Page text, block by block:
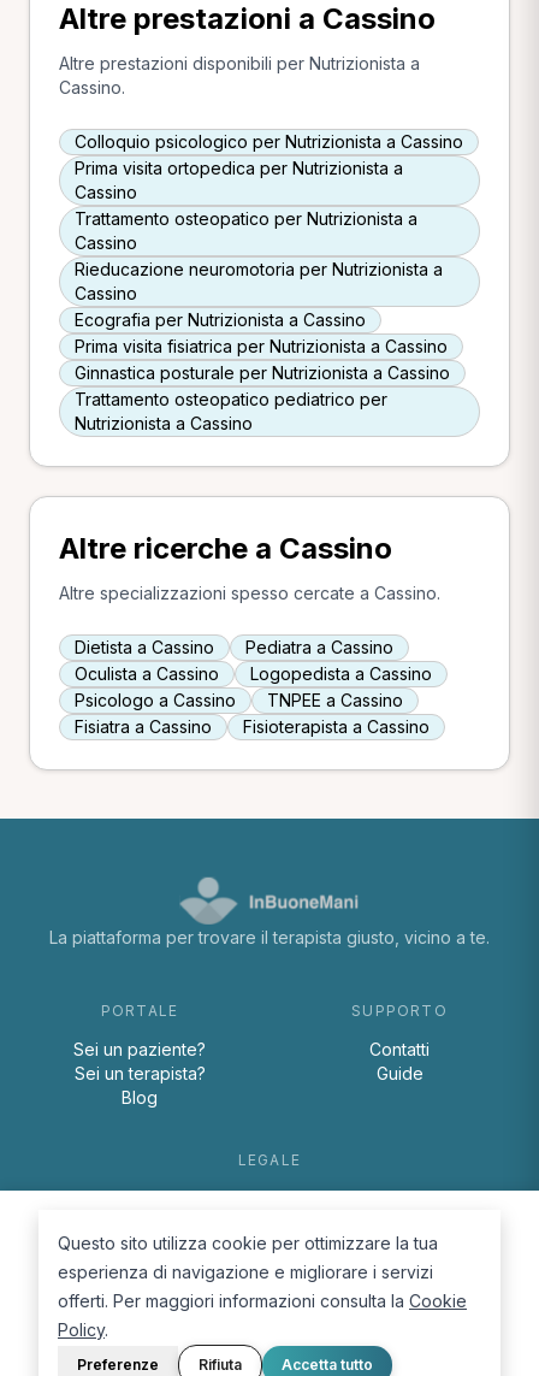
Altre prestazioni a Cassino
Altre prestazioni disponibili per Nutrizionista a
Cassino.
Colloquio psicologico per Nutrizionista a Cassino
Prima visita ortopedica per Nutrizionista a
Cassino
Trattamento osteopatico per Nutrizionista a
Cassino
Rieducazione neuromotoria per Nutrizionista a
Cassino
Ecografia per Nutrizionista a Cassino
Prima visita fisiatrica per Nutrizionista a Cassino
Ginnastica posturale per Nutrizionista a Cassino
Trattamento osteopatico pediatrico per
Nutrizionista a Cassino
Altre ricerche a Cassino
Altre specializzazioni spesso cercate a Cassino.
Dietista a Cassino
Pediatra a Cassino
Oculista a Cassino
Logopedista a Cassino
Psicologo a Cassino
TNPEE a Cassino
Fisiatra a Cassino
Fisioterapista a Cassino
La piattaforma per trovare il terapista giusto, vicino a te.
PORTALE
Sei un paziente?
Sei un terapista?
Blog
SUPPORTO
Contatti
Guide
LEGALE
Cookie Policy
Questo sito utilizza cookie per ottimizzare la tua
esperienza di navigazione e migliorare i servizi
offerti. Per maggiori informazioni consulta la Cookie
Policy.
Preferenze Rifiuta Accetta tutto